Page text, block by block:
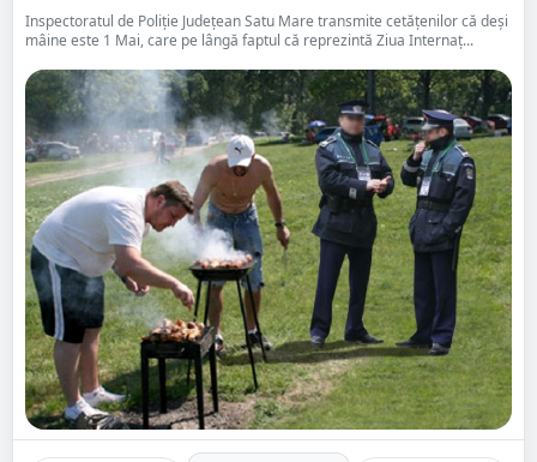
Inspectoratul de Poliție Județean Satu Mare transmite cetățenilor că deși
mâine este 1 Mai, care pe lângă faptul că reprezintă Ziua Internaţ...